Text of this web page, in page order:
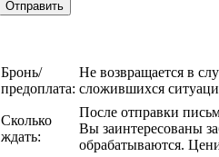
Бронь/
предоплата:
Не возвращается в
сложившихся
Сколько
ждать:
После отправки
Вы заинтересованы
обрабатываются.